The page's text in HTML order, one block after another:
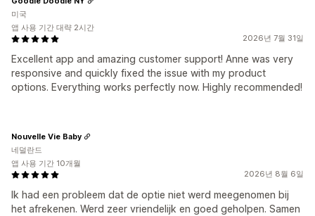
2026년 7월 31일
Excellent app and amazing customer support! Anne was very
responsive and quickly fixed the issue with my product
options. Everything works perfectly now. Highly recommended!
미국
앱 사용 기간 대략 2시간
2026년 8월 6일
Ik had een probleem dat de optie niet werd meegenomen bij
het afrekenen. Werd zeer vriendelijk en goed geholpen. Samen
Nouvelle Vie Baby
네덜란드
앱 사용 기간 10개월